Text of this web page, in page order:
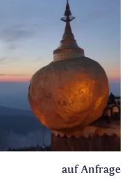
auf Anfrage